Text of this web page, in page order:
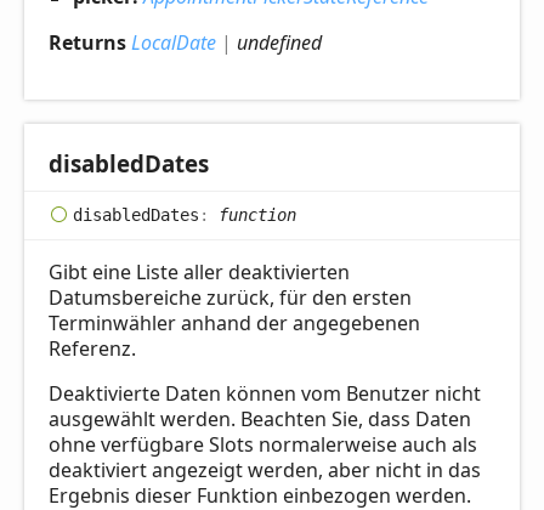
ReturnsLocalDate | undefined
disabledDates
disabledDates : function
Gibt eine Liste aller deaktivierten
Datumsbereiche zurück, für den ersten
Terminwähler anhand der angegebenen
Referenz.
Deaktivierte Daten können vom Benutzer nicht
ausgewählt werden. Beachten Sie, dass Daten
ohne verfügbare Slots normalerweise auch als
deaktiviert angezeigt werden, aber nicht in das
Ergebnis dieser Funktion einbezogen werden.